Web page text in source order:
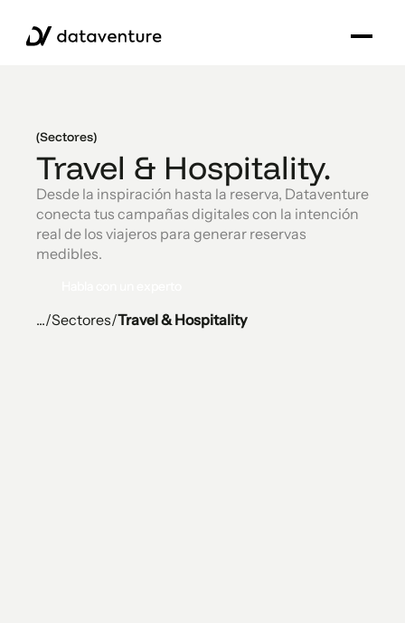
(Sectores)
Travel & Hospitality.
Desde la inspiración hasta la reserva, Dataventure
conecta tus campañas digitales con la intención
real de los viajeros para generar reservas
medibles.
.../Sectores/Travel & Hospitality